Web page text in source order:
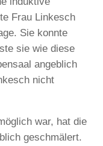
Frau Linkesch
Sie konnte
sie wie diese
angeblich
nicht
war, hat die
geschmälert.